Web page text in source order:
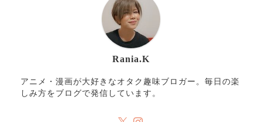
Rania.K
アニメ・漫画が大好きなオタク趣味ブロガー。毎日の楽
しみ方をブログで発信しています。